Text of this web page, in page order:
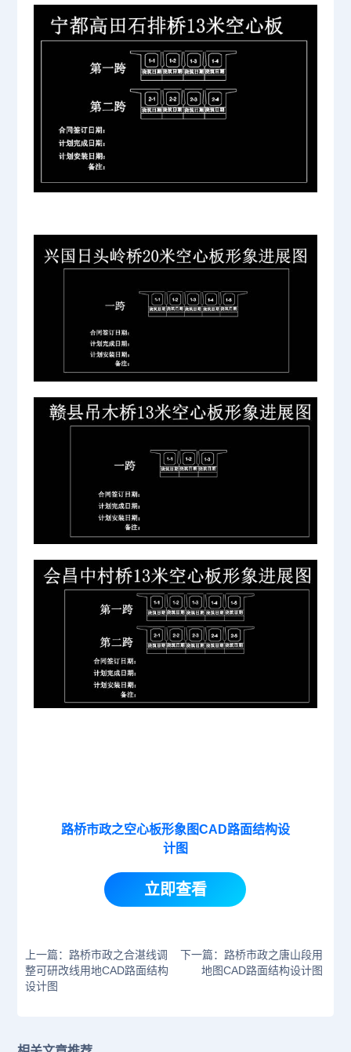
路桥市政之空心板形象图CAD路面结构设
计图
立即查看
上一篇：路桥市政之合湛线调
整可研改线用地CAD路面结构
设计图
下一篇：路桥市政之唐山段用
地图CAD路面结构设计图